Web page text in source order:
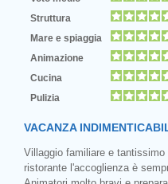
Struttura
Mare e spiaggia
Animazione
Cucina
Pulizia
VACANZA
Villaggio familiare e
ristorante l'accoglienza è